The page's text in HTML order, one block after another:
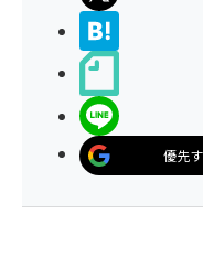
優先